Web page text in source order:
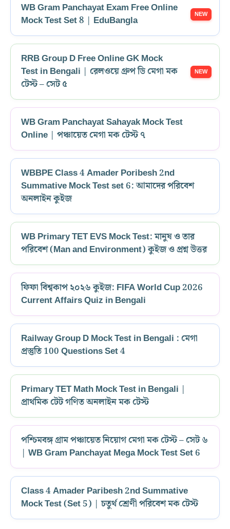
WB Gram Panchayat Exam Free Online
Mock Test Set 8 | EduBangla
RRB Group D Free Online GK Mock
Test in Bengali | রেলওয়ে গ্রুপ ডি মেগা মক
টেস্ট – সেট ৫
WB Gram Panchayat Sahayak Mock Test
Online | পঞ্চায়েত মেগা মক টেস্ট ৭
WBBPE Class 4 Amader Poribesh 2nd
Summative Mock Test set 6: আমাদের পরিবেশ
অনলাইন কুইজ
WB Primary TET EVS Mock Test: মানুষ ও তার
পরিবেশ (Man and Environment) কুইজ ও প্রশ্ন উত্তর
ফিফা বিশ্বকাপ ২০২৬ কুইজ: FIFA World Cup 2026
Current Affairs Quiz in Bengali
Railway Group D Mock Test in Bengali : মেগা
প্রস্তুতি 100 Questions Set 4
Primary TET Math Mock Test in Bengali |
প্রাথমিক টেট গণিত অনলাইন মক টেস্ট
পশ্চিমবঙ্গ গ্রাম পঞ্চায়েত নিয়োগ মেগা মক টেস্ট – সেট ৬
| WB Gram Panchayat Mega Mock Test Set 6
Class 4 Amader Paribesh 2nd Summative
Mock Test (Set 5) | চতুর্থ শ্রেণী পরিবেশ মক টেস্ট